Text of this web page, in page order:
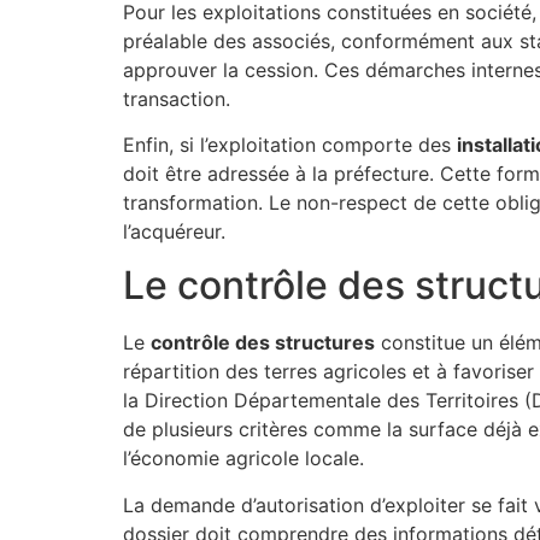
Pour les exploitations constituées en
préalable des associés, conformément aux
approuver la cession. Ces démarches
transaction.
Enfin, si l’exploitation comporte des
doit être adressée à la préfecture. Cette
transformation. Le non-respect de cette
l’acquéreur.
Le contrôle des
Le contrôle des structures constitue un
répartition des terres agricoles et à favoriser
la Direction Départementale des Territoires
de plusieurs critères comme la surface déjà
l’économie agricole locale.
La demande d’autorisation d’exploiter se
dossier doit comprendre des informations